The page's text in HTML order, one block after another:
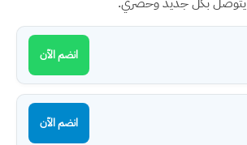
انضم الآن
انضم الآن